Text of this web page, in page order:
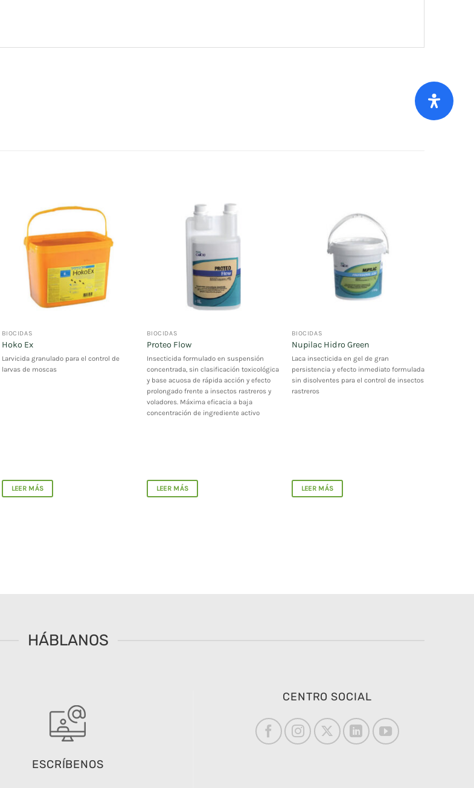
BIOCIDAS
Hoko Ex
Larvicida granulado para el control de
larvas de moscas
LEER MÁS
BIOCIDAS
Proteo Flow
Insecticida formulado en suspensión
concentrada, sin clasificación toxicológica
y base acuosa de rápida acción y efecto
prolongado frente a insectos rastreros y
voladores. Máxima eficacia a baja
concentración de ingrediente activo
LEER MÁS
BIOCIDAS
Nupilac Hidro Green
Laca insecticida en gel de gran
persistencia y efecto inmediato formulada
sin disolventes para el control de insectos
rastreros
LEER MÁS
HÁBLANOS
ESCRÍBENOS
CENTRO SOCIAL